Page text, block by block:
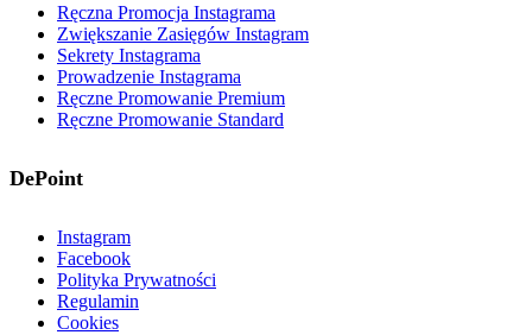
Ręczna Promocja Instagrama
Zwiększanie Zasięgów Instagram
Sekrety Instagrama
Prowadzenie Instagrama
Ręczne Promowanie Premium
Ręczne Promowanie Standard
DePoint
Instagram
Facebook
Polityka Prywatności
Regulamin
Cookies